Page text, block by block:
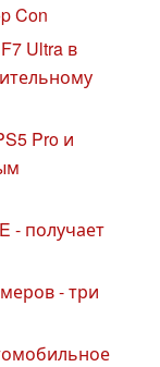
Con
Ultra в
Pro и
- получает
- три